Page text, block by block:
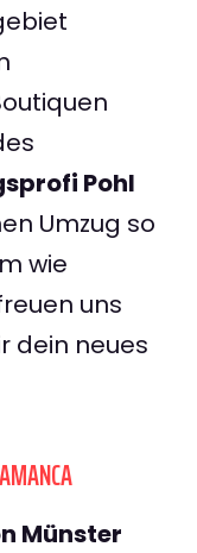
Pohl
Umzug so
wie
uns
dein neues
Münster